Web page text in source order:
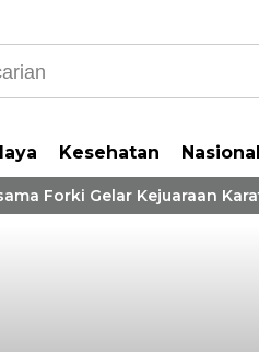
Kesehatan Nasional
Forki Gelar Kejuaraan